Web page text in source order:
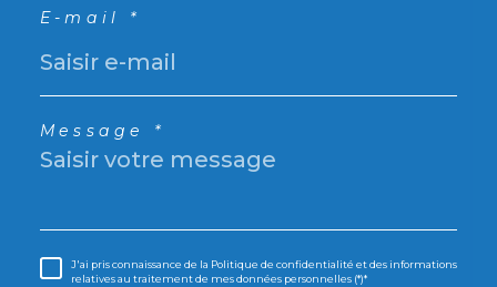
E-mail *
Message *
J'ai pris connaissance de la Politique de confidentialité et des informations
relatives au traitement de mes données personnelles (*)*